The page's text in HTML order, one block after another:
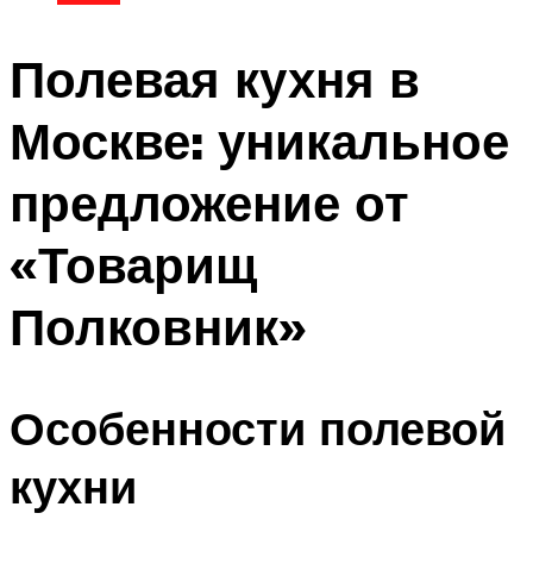
Полевая кухня в
Москве: уникальное
предложение от
«Товарищ
Полковник»
Особенности полевой
кухни